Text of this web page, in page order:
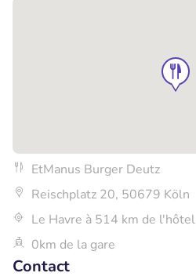
EtManus Burger Deutz
Reischplatz 20, 50679 Köln
Le Havre à 514 km de l'hôtel
0km de la gare
Contact